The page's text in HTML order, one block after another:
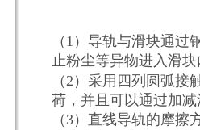
（1）导轨与滑块通
止粉尘等异物进入滑
（2）采用四列圆弧
荷，并且可以通过加
（3）直线导轨的摩